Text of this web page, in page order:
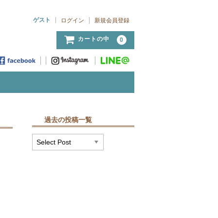
ゲスト
ログイン 新規会員登録
カートの中 0
過去の投稿一覧